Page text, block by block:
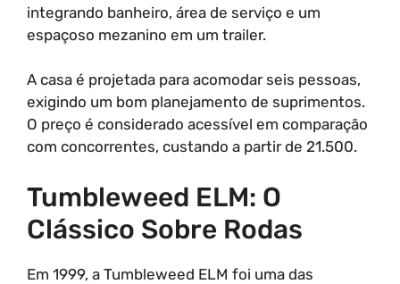
integrando banheiro, área de serviço e um
espaçoso mezanino em um trailer.
A casa é projetada para acomodar seis pessoas,
exigindo um bom planejamento de suprimentos.
O preço é considerado acessível em comparação
com concorrentes, custando a partir de 21.500.
Tumbleweed ELM: O
Clássico Sobre Rodas
Em 1999, a Tumbleweed ELM foi uma das